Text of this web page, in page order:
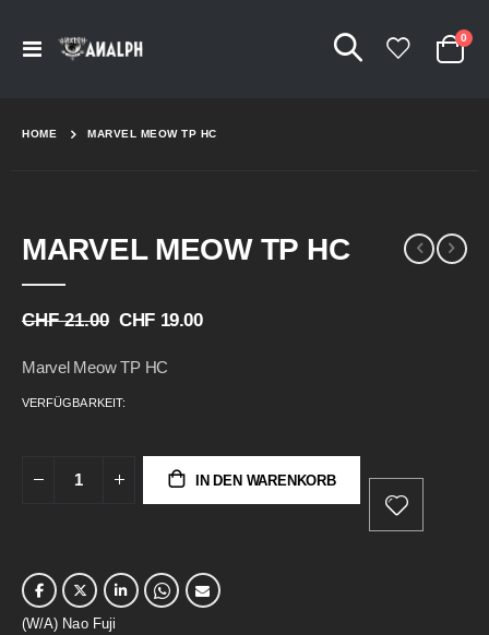
Navigation
Cart
0
HOME MARVEL MEOW TP HC
MARVEL MEOW TP HC
CHF 21.00 CHF 19.00
Marvel Meow TP HC
VERFÜGBARKEIT:
IN DEN WARENKORB
(W/A) Nao Fuji
to
the
end
of
to
the
beginning
of